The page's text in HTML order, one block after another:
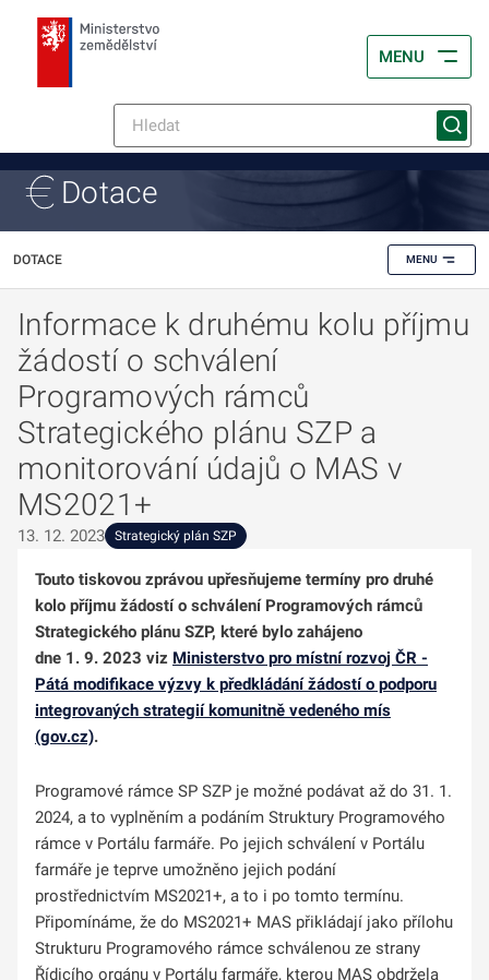
MENU
Dotace
DOTACE MENU
Informace k druhému kolu příjmu
žádostí o schválení
Programových rámců
Strategického plánu SZP a
monitorování údajů o MAS v
MS2021+
13. 12. 2023 Strategický plán SZP
Touto tiskovou zprávou upřesňujeme termíny pro druhé
kolo příjmu žádostí o schválení Programových rámců
Strategického plánu SZP, které bylo zahájeno
dne 1. 9. 2023 viz Ministerstvo pro místní rozvoj ČR -
Pátá modifikace výzvy k předkládání žádostí o podporu
integrovaných strategií komunitně vedeného mís
(gov.cz).
Programové rámce SP SZP je možné podávat až do 31. 1.
2024, a to vyplněním a podáním Struktury Programového
rámce v Portálu farmáře. Po jejich schválení v Portálu
farmáře je teprve umožněno jejich podání
prostřednictvím MS2021+, a to i po tomto termínu.
Připomínáme, že do MS2021+ MAS přikládají jako přílohu
Strukturu Programového rámce schválenou ze strany
Řídicího orgánu v Portálu farmáře, kterou MAS obdržela